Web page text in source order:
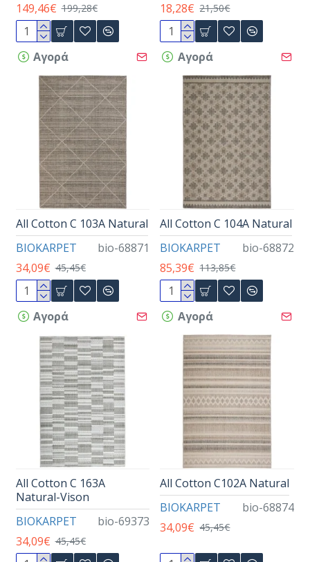
149,46€ 199,28€
Αγορά
18,28€ 21,50€
Αγορά
BIOKARPET bio-68871
All Cotton C 103A Natural
34,09€ 45,45€
Αγορά
BIOKARPET bio-68872
All Cotton C 104A Natural
85,39€ 113,85€
Αγορά
BIOKARPET bio-69373
All Cotton C 163A
Natural-Vison
34,09€ 45,45€
BIOKARPET bio-68874
All Cotton C102A Natural
34,09€ 45,45€